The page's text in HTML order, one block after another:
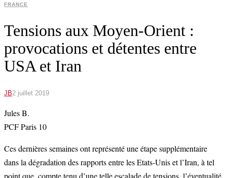
FRANCE
Tensions aux Moyen-Orient :
provocations et détentes entre
USA et Iran
JB2 juillet 2019
Jules B.
PCF Paris 10
Ces dernières semaines ont représenté une étape supplémentaire
dans la dégradation des rapports entre les Etats-Unis et l’Iran, à tel
point que, compte tenu d’une telle escalade de tensions, l’éventualité